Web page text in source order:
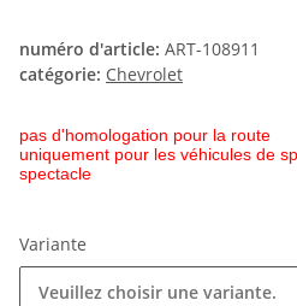
numéro d'article: ART-108911
catégorie: Chevrolet
pas d'homologation pour la route
uniquement pour les véhicules de
spectacle
Variante
Veuillez choisir une variante.